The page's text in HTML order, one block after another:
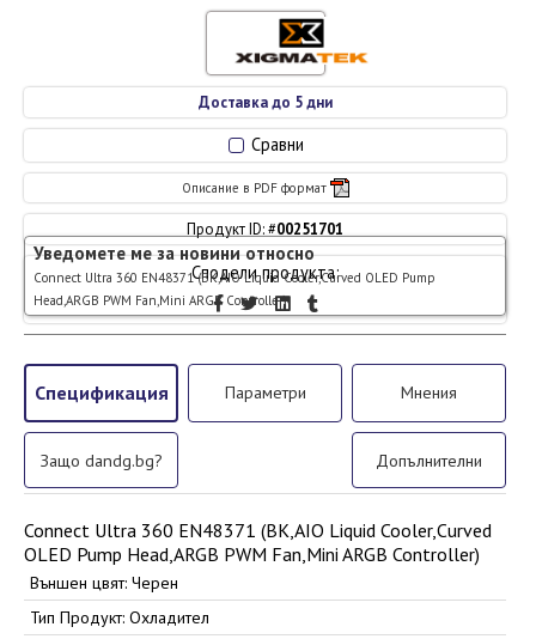
Сравни
Описание в PDF формат
Продукт ID: #00251701
Сподели продукта:
Доставка до 5 дни
Уведомете ме за новини относно
Connect Ultra 360 EN48371 (BK,AIO Liquid Cooler,Curved OLED Pump
Head,ARGB PWM Fan,Mini ARGB Controller)
Спецификация Параметри Мнения
Защо dandg.bg? Допълнителни
Connect Ultra 360 EN48371 (BK,AIO Liquid Cooler,Curved
OLED Pump Head,ARGB PWM Fan,Mini ARGB Controller)
Външен цвят: Черен
Тип Продукт: Охладител